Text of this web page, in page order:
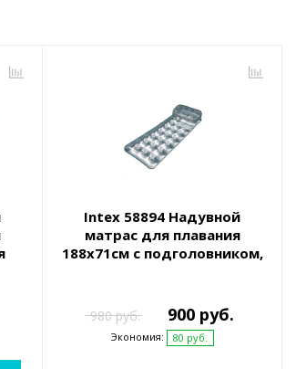
Intex 58894 Надувной
матрас для плавания
188х71см с подголовником,
980 руб. 900 руб.
Экономия: 80 руб.